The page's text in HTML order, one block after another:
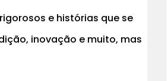
e histórias que se
inovação e muito, mas